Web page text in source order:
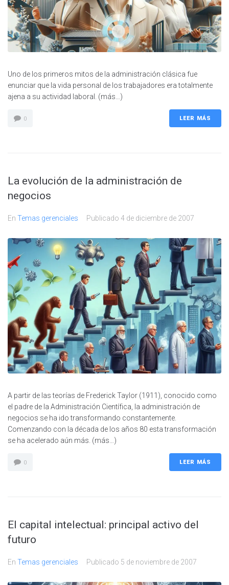
Uno de los primeros mitos de la administración clásica fue
enunciar que la vida personal de los trabajadores era totalmente
ajena a su actividad laboral. (más…)
0 LEER MÁS
La evolución de la administración de
negocios
En Temas gerenciales Publicado 4 de diciembre de 2007
A partir de las teorías de Frederick Taylor (1911), conocido como
el padre de la Administración Científica, la administración de
negocios se ha ido transformando constantemente.
Comenzando con la década de los años 80 esta transformación
se ha acelerado aún más. (más…)
0 LEER MÁS
El capital intelectual: principal activo del
futuro
En Temas gerenciales Publicado 5 de noviembre de 2007